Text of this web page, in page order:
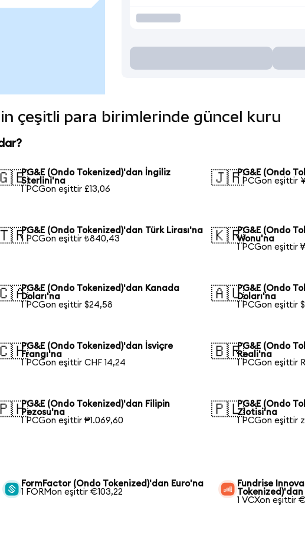
çeşitli para birimlerinde güncel kuru
PG&E (Ondo Tokenized)'dan İngiliz
Sterlini'na
1 PCGon eşittir £13,06
🇯🇵PG&E (Ondo
1 PCGon eşittir
PG&E (Ondo Tokenized)'dan Türk Lirası'na
1 PCGon eşittir ₺840,43
🇰🇷PG&E (Ondo
Wonu'na
1 PCGon eşittir
PG&E (Ondo Tokenized)'dan Kanada
Doları'na
1 PCGon eşittir $24,58
🇦🇺PG&E (Ondo
Doları'na
1 PCGon eşittir
PG&E (Ondo Tokenized)'dan İsviçre
Frangı'na
1 PCGon eşittir CHF 14,24
🇧🇷PG&E (Ondo
Reali'na
1 PCGon eşittir
PG&E (Ondo Tokenized)'dan Filipin
Pezosu'na
1 PCGon eşittir ₱1.069,60
🇵🇱PG&E (Ondo
Zlotisi'na
1 PCGon eşittir
FormFactor (Ondo Tokenized)'dan Euro'na
1 FORMon eşittir €103,22
Fundrise
Tokenized)'dan
1 VCXon eşittir